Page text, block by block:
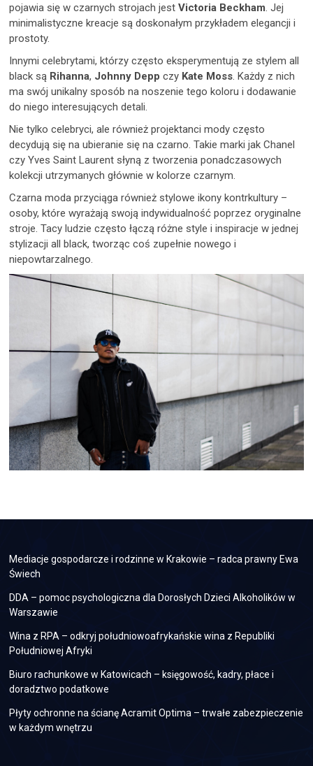
pojawia się w czarnych strojach jestVictoria Beckham. Jej
minimalistyczne kreacje są doskonałym przykładem elegancji i
prostoty.
Innymi celebrytami, którzy często eksperymentują ze stylem all
black są Rihanna, Johnny Depp czy Kate Moss. Każdy z nich
ma swój unikalny sposób na noszenie tego koloru i dodawanie
do niego interesujących detali.
Nie tylko celebryci, ale również projektanci mody często
decydują się na ubieranie się na czarno. Takie marki jak Chanel
czy Yves Saint Laurent słyną z tworzenia ponadczasowych
kolekcji utrzymanych głównie w kolorze czarnym.
Czarna moda przyciąga również stylowe ikony kontrkultury –
osoby, które wyrażają swoją indywidualność poprzez oryginalne
stroje. Tacy ludzie często łączą różne style i inspiracje w jednej
stylizacji all black, tworząc coś zupełnie nowego i
niepowtarzalnego.
Mediacje gospodarcze i rodzinne w Krakowie – radca prawny Ewa
Świech
DDA – pomoc psychologiczna dla Dorosłych Dzieci Alkoholików w
Warszawie
Wina z RPA – odkryj południowoafrykańskie wina z Republiki
Południowej Afryki
Biuro rachunkowe w Katowicach – księgowość, kadry, płace i
doradztwo podatkowe
Płyty ochronne na ścianę Acramit Optima – trwałe zabezpieczenie
w każdym wnętrzu